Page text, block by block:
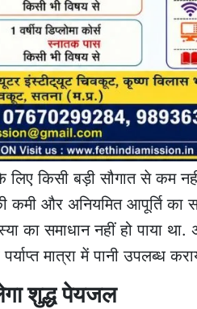
लिए किसी बड़ी सौगात से कम
कमी और अनियमित आपूर्ति का
का समाधान नहीं हो पाया
मात्रा में पानी उपलब्ध
शुद्ध पेयजल